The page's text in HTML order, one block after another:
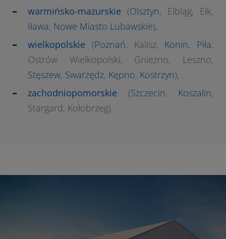
warmińsko-mazurskie (Olsztyn, Elbląg, Ełk,
Iława, Nowe Miasto Lubawskie),
wielkopolskie (Poznań, Kalisz, Konin, Piła,
Ostrów Wielkopolski, Gniezno, Leszno,
Stęszew, Swarzędz, Kępno, Kostrzyn),
zachodniopomorskie (Szczecin, Koszalin,
Stargard, Kołobrzeg).